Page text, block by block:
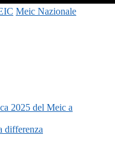
Meic Nazionale
2025 del Meic a
differenza